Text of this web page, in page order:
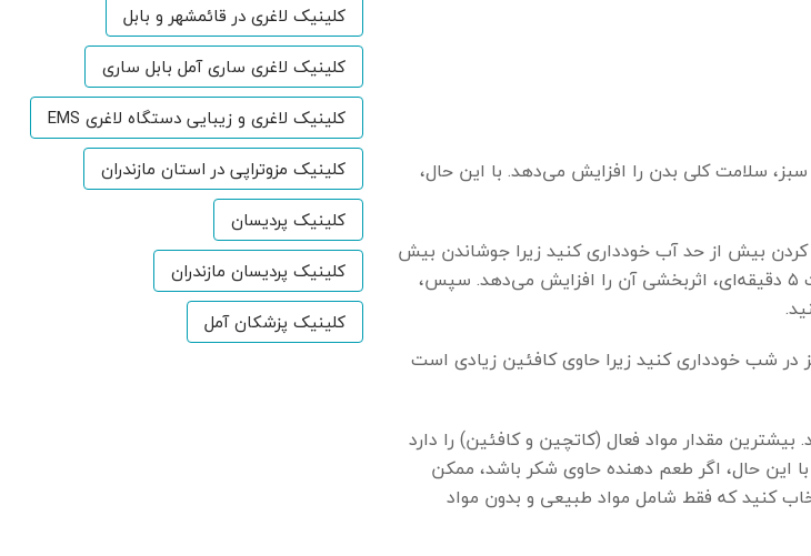
سبز، سلامت کلی بدن را افزایش می‌دهد. با این حال،
بیش از حد آب خودداری کنید زیرا جوشاندن بیش
از حد آن می‌تواند کاتچین‌ها را از بین ببرد. جوشاندن آب و به دنبال آن یک دوره استراحت ۵ دقیقه‌ای، اثربخشی آن را افزایش می‌دهد. سپس،
شب خودداری کنید زیرا حاوی کافئین زیادی است
مقدار مواد فعال (کاتچین و کافئین) را دارد
این حال، اگر طعم دهنده حاوی شکر باشد، ممکن
کنید که فقط شامل مواد طبیعی و بدون مواد
کلینیک لاغری در قائمشهر و بابل
کلینیک لاغری ساری آمل بابل ساری
کلینیک لاغری و زیبایی دستگاه لاغری EMS
کلینیک مزوتراپی در استان مازندران
کلینیک پردیسان
کلینیک پردیسان مازندران
کلینیک پزشکان آمل